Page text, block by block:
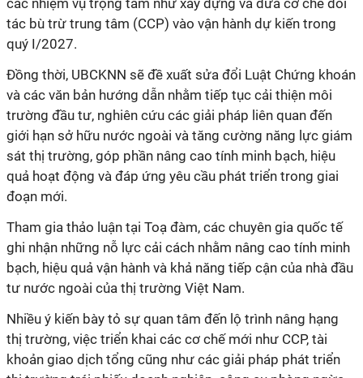
các nhiệm vụ trọng tâm như xây dựng và đưa cơ chế đối
tác bù trừ trung tâm (CCP) vào vận hành dự kiến trong
quý I/2027.
Đồng thời, UBCKNN sẽ đề xuất sửa đổi Luật Chứng khoán
và các văn bản hướng dẫn nhằm tiếp tục cải thiện môi
trường đầu tư, nghiên cứu các giải pháp liên quan đến
giới hạn sở hữu nước ngoài và tăng cường năng lực giám
sát thị trường, góp phần nâng cao tính minh bạch, hiệu
quả hoạt động và đáp ứng yêu cầu phát triển trong giai
đoạn mới.
Tham gia thảo luận tại Toạ đàm, các chuyên gia quốc tế
ghi nhận những nỗ lực cải cách nhằm nâng cao tính minh
bạch, hiệu quả vận hành và khả năng tiếp cận của nhà đầu
tư nước ngoài của thị trường Việt Nam.
Nhiều ý kiến bày tỏ sự quan tâm đến lộ trình nâng hạng
thị trường, việc triển khai các cơ chế mới như CCP, tài
khoản giao dịch tổng cũng như các giải pháp phát triển